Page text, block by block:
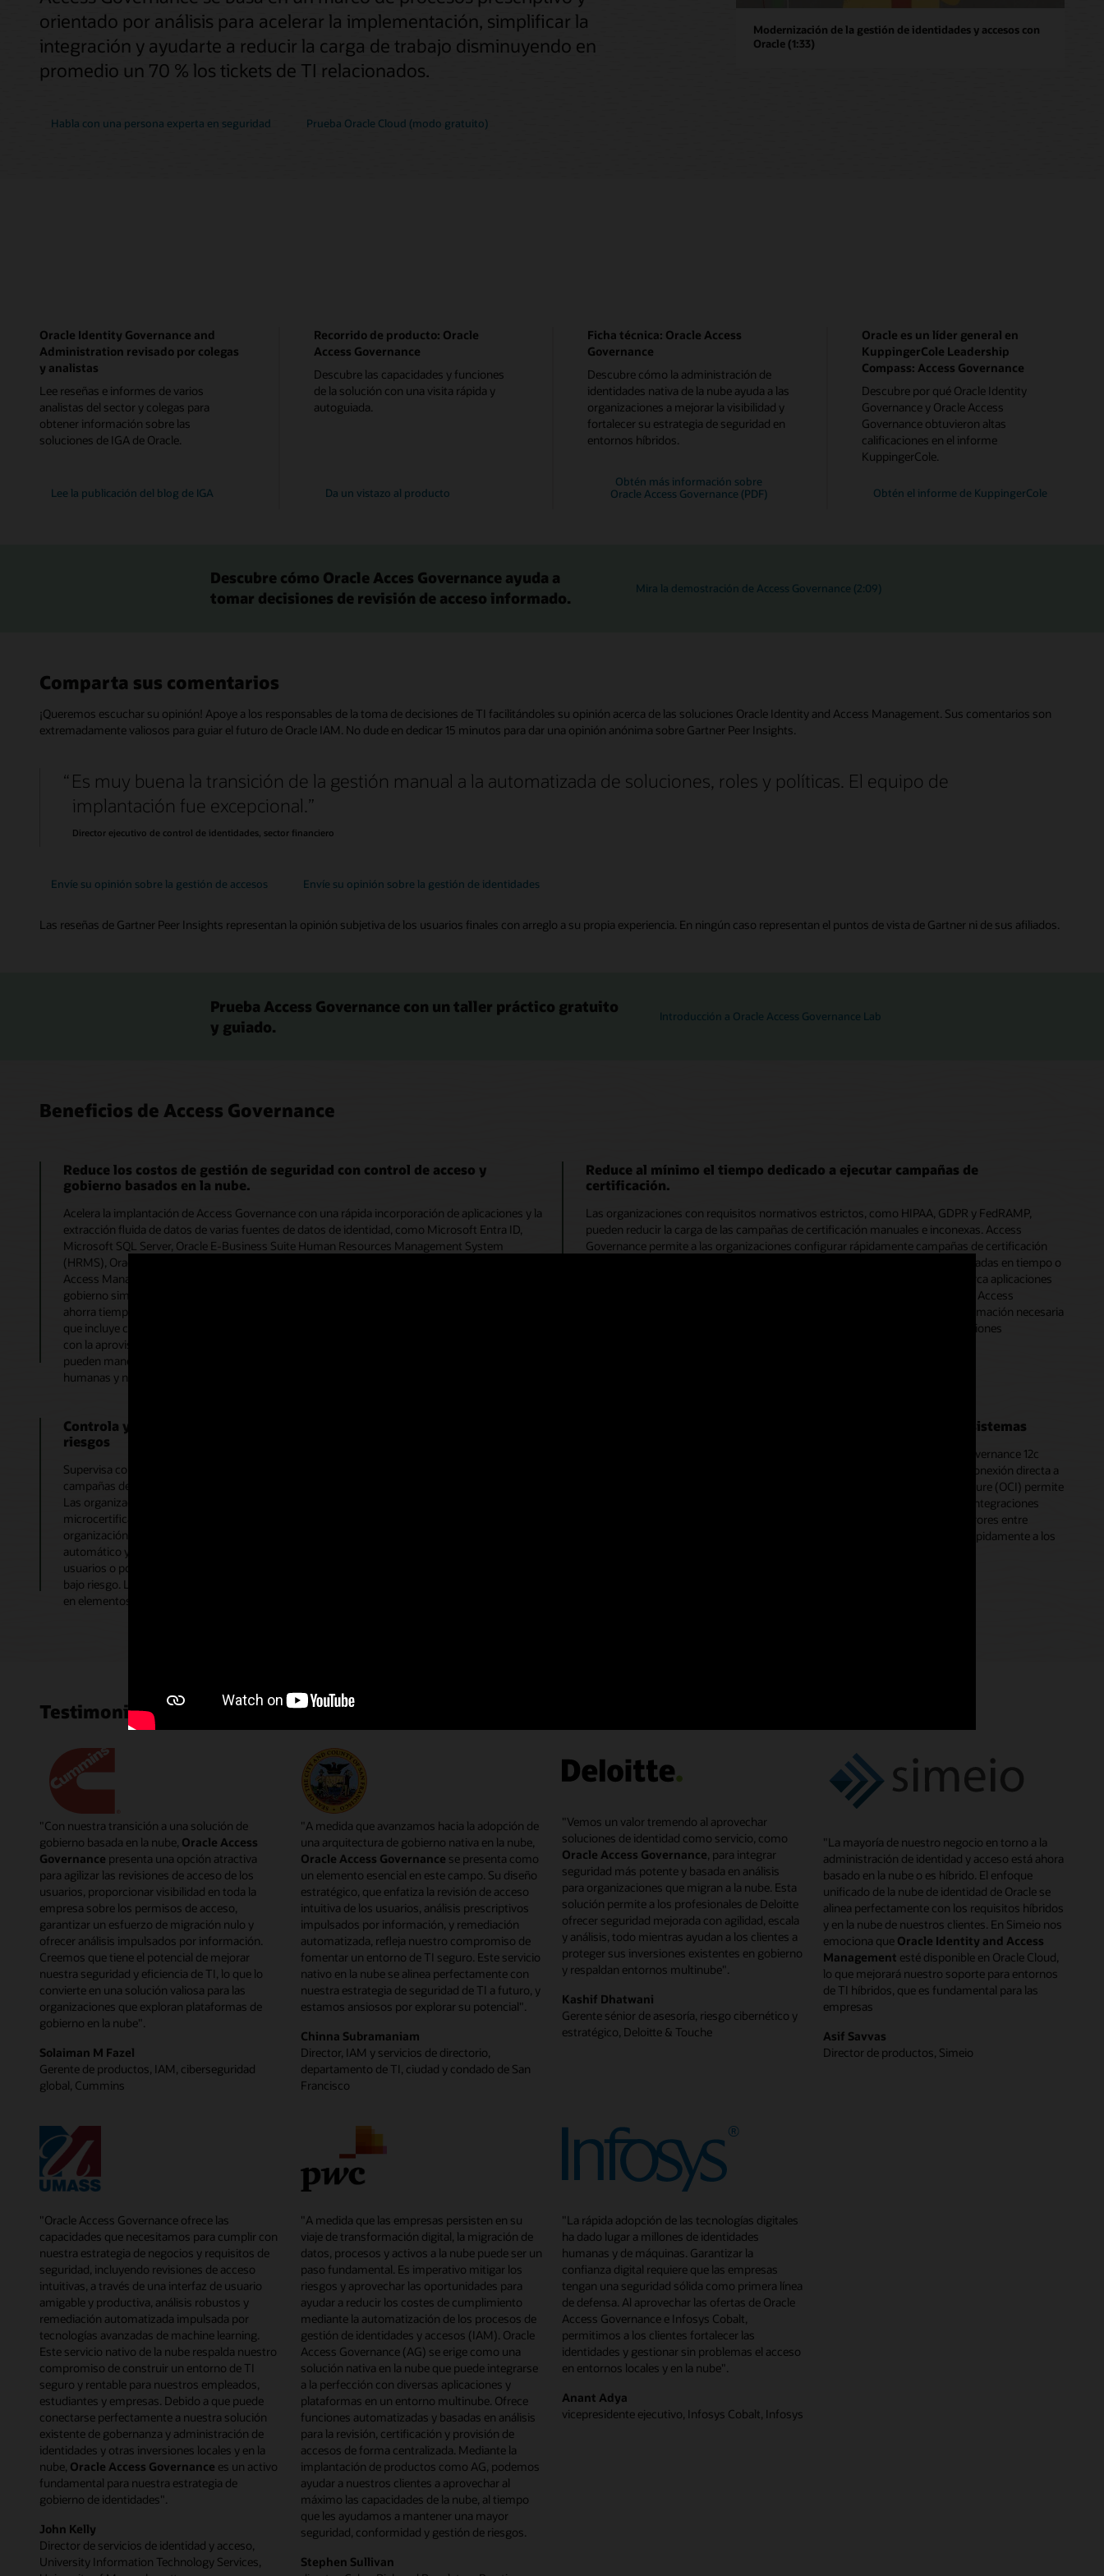
orientado por análisis para acelerar la implementación, simplificar la
integración y ayudarte a reducir la carga de trabajo disminuyendo en
promedio un 70 % los tickets de TI relacionados.
Habla con una persona experta en seguridad Prueba Oracle Cloud (modo gratuito)
Modernización de la gestión de identidades y accesos con
Oracle (1:33)
Oracle Identity Governance and
Administration revisado por colegas
y analistas
Lee reseñas e informes de varios
analistas del sector y colegas para
obtener información sobre las
soluciones de IGA de Oracle.
Lee la publicación del blog de IGA
Recorrido de producto: Oracle
Access Governance
Descubre las capacidades y funciones
de la solución con una visita rápida y
autoguiada.
Da un vistazo al producto
Ficha técnica: Oracle Access
Governance
Descubre cómo la administración de
identidades nativa de la nube ayuda a las
organizaciones a mejorar la visibilidad y
fortalecer su estrategia de seguridad en
entornos híbridos.
Obtén más información sobre
Oracle Access Governance (PDF)
Oracle es un líder general en
KuppingerCole Leadership
Compass: Access Governance
Descubre por qué Oracle Identity
Governance y Oracle Access
Governance obtuvieron altas
calificaciones en el informe
KuppingerCole.
Obtén el informe de KuppingerCole
Descubre cómo Oracle Acces Governance ayuda a
tomar decisiones de revisión de acceso informado.
Mira la demostración de Access Governance (2:09)
Comparta sus comentarios
¡Queremos escuchar su opinión! Apoye a los responsables de la toma de decisiones de TI facilitándoles su opinión acerca de las soluciones Oracle Identity and Access Management. Sus comentarios son
extremadamente valiosos para guiar el futuro de Oracle IAM. No dude en dedicar 15 minutos para dar una opinión anónima sobre Gartner Peer Insights.
Es muy buena la transición de la gestión manual a la automatizada de soluciones, roles y políticas. El equipo de
implantación fue excepcional.
Director ejecutivo de control de identidades, sector financiero
Envíe su opinión sobre la gestión de accesos Envíe su opinión sobre la gestión de identidades
Las reseñas de Gartner Peer Insights representan la opinión subjetiva de los usuarios finales con arreglo a su propia experiencia. En ningún caso representan el puntos de vista de Gartner ni de sus afiliados.
Prueba Access Governance con un taller práctico gratuito
y guiado.
Introducción a Oracle Access Governance Lab
Beneficios de Access Governance
Reduce los costos de gestión de seguridad con control de acceso y
gobierno basados en la nube.
Acelera la implantación de Access Governance con una rápida incorporación de aplicaciones y la
extracción fluida de datos de varias fuentes de datos de identidad, como Microsoft Entra ID,
Microsoft SQL Server, Oracle E-Business Suite Human Resources Management System
(HRMS), Oracle Fusion Applications, Oracle NetSuite, Oracle Cloud Infrastructure Identity and
Access Management (OCI IAM) y Oracle Identity Governance 12c. Logra un control de acceso y
gobierno simplificado y conforme sin comprometer la agilidad o la seguridad. Reduce costos y
ahorra tiempo utilizando el servicio de nube de IGA integral. Con el control de acceso dinámico,
que incluye control de acceso basado en atributos, basado en políticas y basado en roles, junto
con la aprovisionamiento y desaprovisionamiento automatizados, los propietarios de negocios
pueden manejar sin esfuerzo la administración de privilegios bajo demanda para identidades
humanas y no humanas mientras se adhieren al principio de menor privilegio.
Reduce al mínimo el tiempo dedicado a ejecutar campañas de
certificación.
Las organizaciones con requisitos normativos estrictos, como HIPAA, GDPR y FedRAMP,
pueden reducir la carga de las campañas de certificación manuales e inconexas. Access
Governance permite a las organizaciones configurar rápidamente campañas de certificación
periódicas, microcertificaciones basadas en eventos, microcertificaciones basadas en tiempo o
revisiones de miembros de grupos y políticas de OCI IAM. Cada campaña abarca aplicaciones
on-premise, aplicaciones en la nube y privilegios de infraestructura en la nube. Access
Governance brinda a los gestores y administradores una vista única de la información necesaria
para determinar si deben mantener o revocar el acceso, incluidas recomendaciones
Controla y regula el acceso con estadísticas y automatización basadas en
riesgos
Supervisa continuamente el riesgo de acceso con la capacidad de lanzar rápidamente
campañas de certificación basadas en usuarios, aplicaciones, recursos en la nube o permisos.
Las organizaciones pueden automatizar las revisiones de acceso de los usuarios con
microcertificaciones basadas en eventos, como cambios en el código de trabajo o en la
organización. Access Governance proporciona recomendaciones habilitadas por aprendizaje
automático y utiliza análisis avanzados para brindar información sobre revisiones de acceso de
usuarios o políticas de OCI IAM. Permita la aprobación masiva de artículos con derechos de
bajo riesgo. Las organizaciones pueden ahorrar tiempo al enfocar las campañas de certificación
en elementos de alto riesgo mientras automatizan la certificación para permisos de bajo riesgo.
Reduce los riesgos de conformidad con las soluciones entre sistemas
Cuando se utiliza en modo híbrido, Access Governance con Oracle Identity Governance 12c
permite a los gerentes renovar o revocar privilegios de acceso mediante una conexión directa a
Oracle Identity Governance. La integración nativa con Oracle Cloud Infrastructure (OCI) permite
revisiones y remediación de políticas de OCI IAM sin migración de datos. Las integraciones
entre sistemas ahorran tiempo al eliminar procesos manuales propensos a errores entre
entornos heterogéneos, lo que permite a las organizaciones responder más rápidamente a los
Testimonios de clientes de Access Governance
"Con nuestra transición a una solución de
gobierno basada en la nube, Oracle Access
Governance presenta una opción atractiva
para agilizar las revisiones de acceso de los
usuarios, proporcionar visibilidad en toda la
empresa sobre los permisos de acceso,
garantizar un esfuerzo de migración nulo y
ofrecer análisis impulsados por información.
Creemos que tiene el potencial de mejorar
nuestra seguridad y eficiencia de TI, lo que lo
convierte en una solución valiosa para las
organizaciones que exploran plataformas de
gobierno en la nube".
Solaiman M Fazel
Gerente de productos, IAM, ciberseguridad
global, Cummins
"A medida que avanzamos hacia la adopción de
una arquitectura de gobierno nativa en la nube,
Oracle Access Governance se presenta como
un elemento esencial en este campo. Su diseño
estratégico, que enfatiza la revisión de acceso
intuitiva de los usuarios, análisis prescriptivos
impulsados por información, y remediación
automatizada, refleja nuestro compromiso de
fomentar un entorno de TI seguro. Este servicio
nativo en la nube se alinea perfectamente con
nuestra estrategia de seguridad de TI a futuro, y
estamos ansiosos por explorar su potencial".
Chinna Subramaniam
Director, IAM y servicios de directorio,
departamento de TI, ciudad y condado de San
Francisco
"Vemos un valor tremendo al aprovechar
soluciones de identidad como servicio, como
Oracle Access Governance , para integrar
seguridad más potente y basada en análisis
para organizaciones que migran a la nube. Esta
solución permite a los profesionales de Deloitte
ofrecer seguridad mejorada con agilidad, escala
y análisis, todo mientras ayudan a los clientes a
proteger sus inversiones existentes en gobierno
y respaldan entornos multinube".
Kashif Dhatwani
Gerente sénior de asesoría, riesgo cibernético y
estratégico, Deloitte & Touche
"La mayoría de nuestro negocio en torno a la
administración de identidad y acceso está ahora
basado en la nube o es híbrido. El enfoque
unificado de la nube de identidad de Oracle se
alinea perfectamente con los requisitos híbridos
y en la nube de nuestros clientes. En Simeio nos
emociona que Oracle Identity and Access
Management esté disponible en Oracle Cloud,
lo que mejorará nuestro soporte para entornos
de TI híbridos, que es fundamental para las
empresas
Asif Savvas
Director de productos, Simeio
"Oracle Access Governance ofrece las
capacidades que necesitamos para cumplir con
nuestra estrategia de negocios y requisitos de
seguridad, incluyendo revisiones de acceso
intuitivas, a través de una interfaz de usuario
amigable y productiva, análisis robustos y
remediación automatizada impulsada por
tecnologías avanzadas de machine learning.
Este servicio nativo de la nube respalda nuestro
compromiso de construir un entorno de TI
seguro y rentable para nuestros empleados,
estudiantes y empresas. Debido a que puede
conectarse perfectamente a nuestra solución
existente de gobernanza y administración de
identidades y otras inversiones locales y en la
nube, Oracle Access Governance es un activo
fundamental para nuestra estrategia de
gobierno de identidades".
John Kelly
Director de servicios de identidad y acceso,
University Information Technology Services,
"A medida que las empresas persisten en su
viaje de transformación digital, la migración de
datos, procesos y activos a la nube puede ser un
paso fundamental. Es imperativo mitigar los
riesgos y aprovechar las oportunidades para
ayudar a reducir los costes de cumplimiento
mediante la automatización de los procesos de
gestión de identidades y accesos (IAM). Oracle
Access Governance (AG) se erige como una
solución nativa en la nube que puede integrarse
a la perfección con diversas aplicaciones y
plataformas en un entorno multinube. Ofrece
funciones automatizadas y basadas en análisis
para la revisión, certificación y provisión de
accesos de forma centralizada. Mediante la
implantación de productos como AG, podemos
ayudar a nuestros clientes a aprovechar al
máximo las capacidades de la nube, al tiempo
que les ayudamos a mantener una mayor
seguridad, conformidad y gestión de riesgos.
Stephen Sullivan
"La rápida adopción de las tecnologías digitales
ha dado lugar a millones de identidades
humanas y de máquinas. Garantizar la
confianza digital requiere que las empresas
tengan una seguridad sólida como primera línea
de defensa. Al aprovechar las ofertas de Oracle
Access Governance e Infosys Cobalt,
permitimos a los clientes fortalecer las
identidades y gestionar sin problemas el acceso
en entornos locales y en la nube".
Anant Adya
vicepresidente ejecutivo, Infosys Cobalt, Infosys